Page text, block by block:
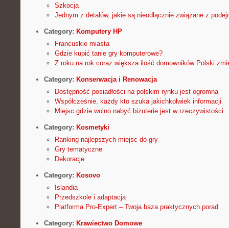
Szkocja
Jednym z detalów, jakie są nieodłącznie związane z
Category: Komputery HP
Francuskie miasta
Gdzie kupić tanie gry komputerowe?
Z roku na rok coraz większa ilość domowników Polski
Category: Konserwacja i Renowacja
Dostępność posiadłości na polskim rynku jest ogromna
Współcześnie, każdy kto szuka jakichkolwiek informacji
Miejsc gdzie wolno nabyć biżuterie jest w rzeczywistości
Category: Kosmetyki
Ranking najlepszych miejsc do gry
Gry tematyczne
Dekoracje
Category: Kosovo
Islandia
Przedszkole i adaptacja
Platforma Pro-Expert – Twoja baza praktycznych porad
Category: Krawiectwo Domowe